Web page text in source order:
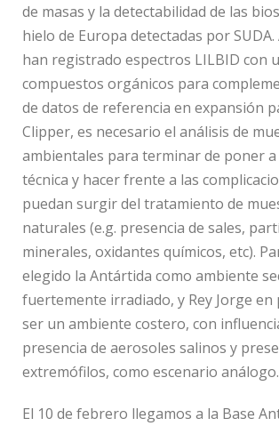
de masas y la detectabilidad de las
hielo de Europa detectadas por SUDA.
han registrado espectros LILBID con
compuestos orgánicos para
de datos de referencia en expansión
Clipper, es necesario el análisis de
ambientales para terminar de poner
técnica y hacer frente a las
puedan surgir del tratamiento de
naturales (e.g. presencia de sales,
minerales, oxidantes químicos, etc).
elegido la Antártida como ambiente
fuertemente irradiado, y Rey Jorge
ser un ambiente costero, con
presencia de aerosoles salinos y
extremófilos, como escenario análogo.
El 10 de febrero llegamos a la Base